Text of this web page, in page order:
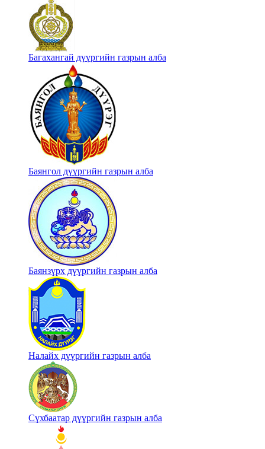
Багахангай дүүргийн газрын алба
Баянгол дүүргийн газрын алба
Баянзүрх дүүргийн газрын алба
Налайх дүүргийн газрын алба
Сүхбаатар дүүргийн газрын алба